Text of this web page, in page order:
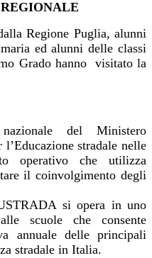
Regione Puglia, alunni
ed alunni delle classi
Grado hanno visitato la
del Ministero
stradale nelle
operativo che utilizza
il coinvolgimento degli
si opera in uno
scuole che consente
annuale delle principali
stradale in Italia.